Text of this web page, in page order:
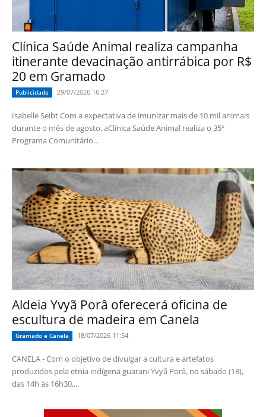
Clínica Saúde Animal realiza campanha
itinerante devacinação antirrábica por R$
20 em Gramado
Publicidade 29/07/2026 16:27
Isabelle Seibt Com a expectativa de imunizar mais de 10 mil animais
durante o mês de agosto, aClínica Saúde Animal realiza o 35º
Programa Comunitário...
Aldeia Yvyã Porâ oferecerá oficina de
escultura de madeira em Canela
Gramado e Canela 18/07/2026 11:54
CANELA - Com o objetivo de divulgar a cultura e artefatos
produzidos pela etnia indígena guarani Yvyã Porâ, no sábado (18),
das 14h às 16h30,...